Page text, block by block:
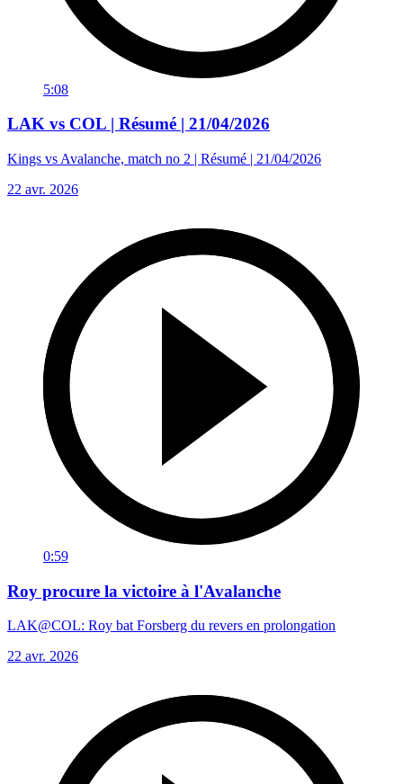
5:08
LAK vs COL | Résumé | 21/04/2026
Kings vs Avalanche, match no 2 | Résumé | 21/04/2026
22 avr. 2026
0:59
Roy procure la victoire à l'Avalanche
LAK@COL: Roy bat Forsberg du revers en prolongation
22 avr. 2026